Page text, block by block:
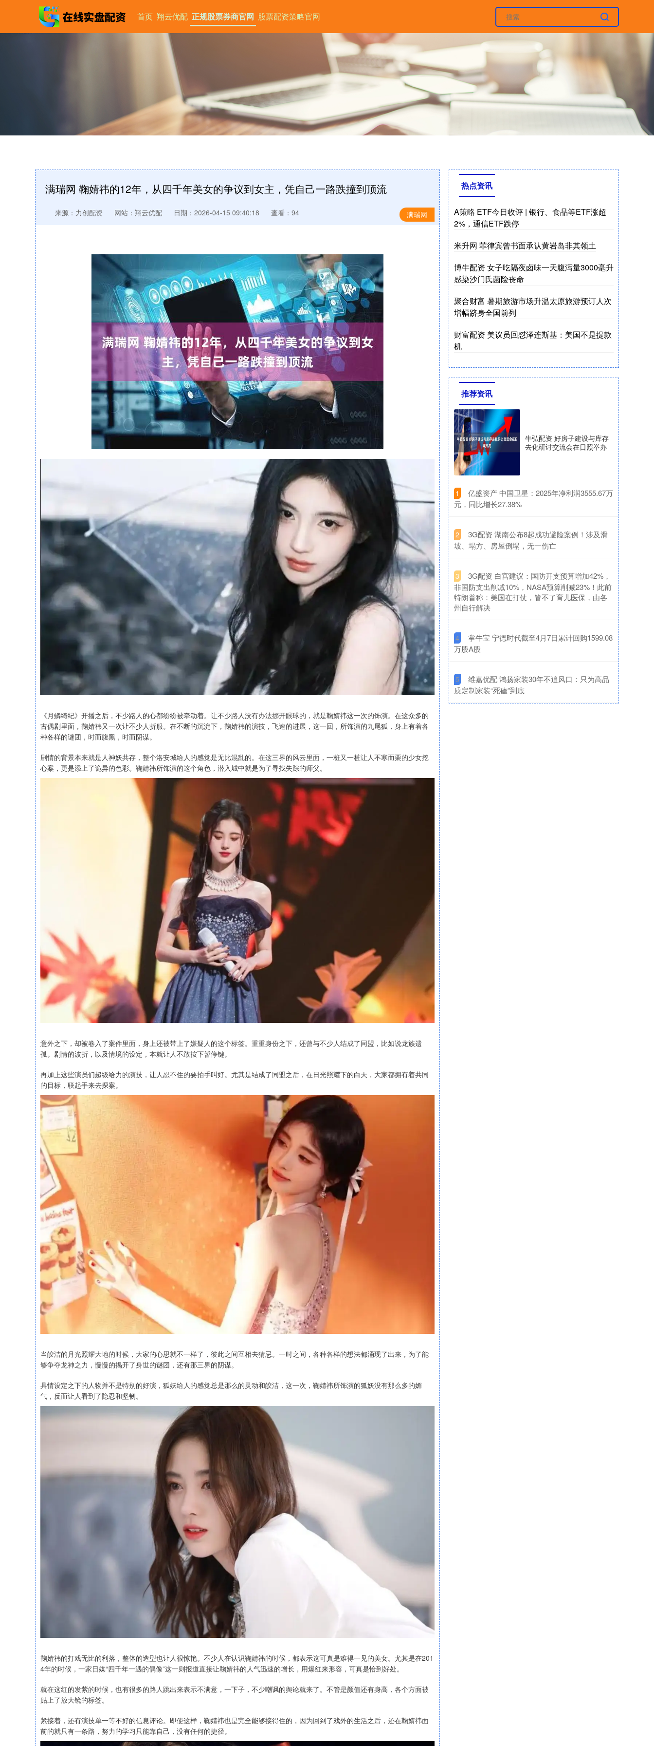
首页 翔云优配 正规股票券商官网 股票配资策略官网
满瑞网 鞠婧祎的12年，从四千年美女的争议到女主，凭自己一路跌撞到顶流
满瑞网
来源：力创配资 网站：翔云优配 日期：2026-04-15 09:40:18 查看：94
《月鳞绮纪》开播之后，不少路人的心都纷纷被牵动着。让不少路人没有办法挪开眼球的，就是鞠婧祎这一次的饰演。在这众多的
古偶剧里面，鞠婧祎又一次让不少人折服。在不断的沉淀下，鞠婧祎的演技，飞速的进展，这一回，所饰演的九尾狐，身上有着各
种各样的谜团，时而腹黑，时而阴谋。
剧情的背景本来就是人神妖共存，整个洛安城给人的感觉是无比混乱的。在这三界的风云里面，一桩又一桩让人不寒而栗的少女挖
心案，更是添上了诡异的色彩。鞠婧祎所饰演的这个角色，潜入城中就是为了寻找失踪的师父。
意外之下，却被卷入了案件里面，身上还被带上了嫌疑人的这个标签。重重身份之下，还曾与不少人结成了同盟，比如说龙族遗
孤。剧情的波折，以及情境的设定，本就让人不敢按下暂停键。
再加上这些演员们超级给力的演技，让人忍不住的要拍手叫好。尤其是结成了同盟之后，在日光照耀下的白天，大家都拥有着共同
的目标，联起手来去探案。
当皎洁的月光照耀大地的时候，大家的心思就不一样了，彼此之间互相去猜忌。一时之间，各种各样的想法都涌现了出来，为了能
够争夺龙神之力，慢慢的揭开了身世的谜团，还有那三界的阴谋。
具情设定之下的人物并不是特别的好演，狐妖给人的感觉总是那么的灵动和皎洁，这一次，鞠婧祎所饰演的狐妖没有那么多的媚
气，反而让人看到了隐忍和坚韧。
鞠婧祎的打戏无比的利落，整体的造型也让人很惊艳。不少人在认识鞠婧祎的时候，都表示这可真是难得一见的美女。尤其是在201
4年的时候，一家日媒“四千年一遇的偶像”这一则报道直接让鞠婧祎的人气迅速的增长，用爆红来形容，可真是恰到好处。
就在这红的发紫的时候，也有很多的路人跳出来表示不满意，一下子，不少嘲讽的舆论就来了。不管是颜值还有身高，各个方面被
贴上了放大镜的标签。
紧接着，还有演技单一等不好的信息评论。即使这样，鞠婧祎也是完全能够接得住的，因为回到了戏外的生活之后，还在鞠婧祎面
前的就只有一条路，努力的学习只能靠自己，没有任何的捷径。
热点资讯
A策略 ETF今日收评 | 银行、食品等ETF涨超
2%，通信ETF跌停
米升网 菲律宾曾书面承认黄岩岛非其领土
博牛配资 女子吃隔夜卤味一天腹泻量3000毫升
感染沙门氏菌险丧命
聚合财富 暑期旅游市场升温太原旅游预订人次
增幅跻身全国前列
财富配资 美议员回怼泽连斯基：美国不是提款
机
推荐资讯
牛弘配资 好房子建设与库存
去化研讨交流会在日照举办
1
​亿盛资产 中国卫星：2025年净利润3555.67万
元，同比增长27.38%
2
​3G配资 湖南公布8起成功避险案例！涉及滑
坡、塌方、房屋倒塌，无一伤亡
3
​3G配资 白宫建议：国防开支预算增加42%，
非国防支出削减10%，NASA预算削减23%！此前
特朗普称：美国在打仗，管不了育儿医保，由各
州自行解决
4
​掌牛宝 宁德时代截至4月7日累计回购1599.08
万股A股
5
​维嘉优配 鸿扬家装30年不追风口：只为高品
质定制家装“死磕”到底